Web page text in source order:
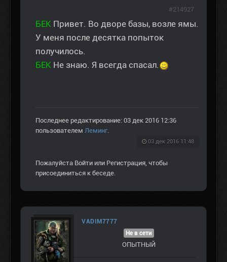
БЕК Привет. Во дворе базы, возле ямы.
У меня после десятка попыток
получилось.
БЕК Не знаю. Я всегда спасал.
Последнее редактирование: 03 дек 2016 12:36
пользователем Леминг.
03 дек 2016 11:48
#214927
Пожалуйста Войти или Регистрация, чтобы
присоединиться к беседе.
VADIM7777
Не в сети
ОПЫТНЫЙ